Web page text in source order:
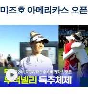
미즈호 아메리카스 오픈